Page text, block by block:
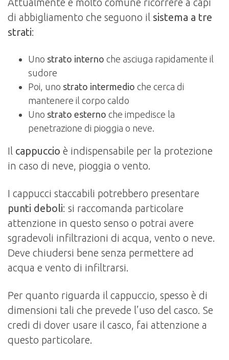
Attualmente è molto comune ricorrere a capi
di abbigliamento che seguono il sistema a tre
strati:
Uno strato interno che asciuga rapidamente il
sudore
Poi, uno strato intermedio che cerca di
mantenere il corpo caldo
Uno strato esterno che impedisce la
penetrazione di pioggia o neve.
Il cappuccio è indispensabile per la protezione
in caso di neve, pioggia o vento.
I cappucci staccabili potrebbero presentare
punti deboli: si raccomanda particolare
attenzione in questo senso o potrai avere
sgradevoli infiltrazioni di acqua, vento o neve.
Deve chiudersi bene senza permettere ad
acqua e vento di infiltrarsi.
Per quanto riguarda il cappuccio, spesso è di
dimensioni tali che prevede l’uso del casco. Se
credi di dover usare il casco, fai attenzione a
questo particolare.